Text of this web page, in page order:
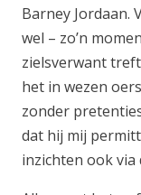
Barney Jordaan.
wel – zo’n
zielsverwant
het in wezen
zonder
dat hij mij
inzichten ook